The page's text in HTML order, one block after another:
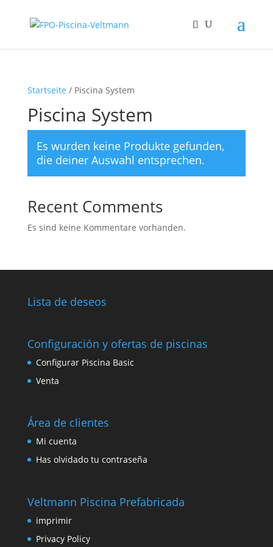
Startseite / Piscina System
Piscina System
Es wurden keine Produkte gefunden,
die deiner Auswahl entsprechen.
Recent Comments
Es sind keine Kommentare vorhanden.
Lista de deseos
Configuración y ofertas de piscinas
Configurar Piscina Basic
Venta
Área de clientes
Mi cuenta
Has olvidado tu contraseña
Veltmann Piscina Prefabricada
imprimir
Privacy Policy